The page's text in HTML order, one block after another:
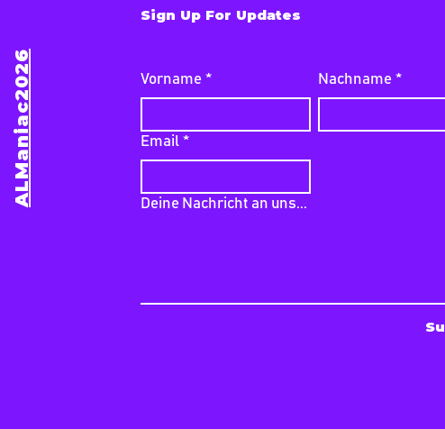
ALManiac2026
Sign Up For Updates
Vorname * Nachname *
Email *
Deine Nachricht an uns...